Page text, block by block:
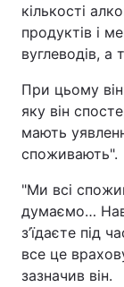
кількості
продуктів і
вуглеводів, а
При цьому
яку він
мають
споживають".
"Ми всі
думаємо…
з’їдаєте під
все це
зазначив він.